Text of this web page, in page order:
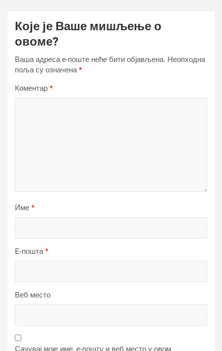
Које је Ваше мишљење о
овоме?
Ваша адреса е-поште неће бити објављена. Неопходна
поља су означена*
Коментар *
Име *
Е-пошта*
Веб место
Сачувај моје име, е-пошту и веб место у овом